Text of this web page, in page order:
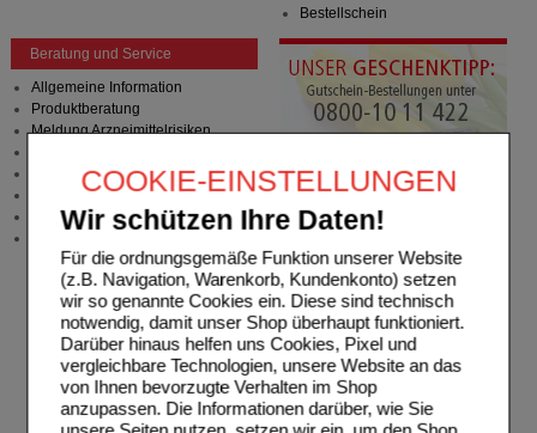
COOKIE-EINSTELLUNGEN
Wir schützen Ihre Daten!
Für die ordnungsgemäße Funktion unserer Website
(z.B. Navigation, Warenkorb, Kundenkonto) setzen
wir so genannte Cookies ein. Diese sind technisch
notwendig, damit unser Shop überhaupt funktioniert.
Darüber hinaus helfen uns Cookies, Pixel und
vergleichbare Technologien, unsere Website an das
von Ihnen bevorzugte Verhalten im Shop
anzupassen. Die Informationen darüber, wie Sie
Bestellschein
Beratung und Service
Allgemeine Information
Produktberatung
Meldung Arzneimittelrisiken
Angebote & Downloads
Newsletter
Neukundenprämie